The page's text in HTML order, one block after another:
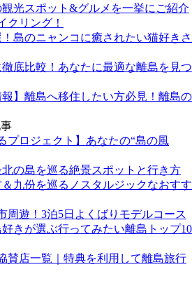
光スポット&グルメを一挙にご紹介
クリング！
島のニャンコに癒されたい猫好きさ
底比較！あなたに最適な離島を見つ
報】離島へ移住したい方必見！離島の
プロジェクト】あなたの“島の風
の島を巡る絶景スポットと行き方
九份を巡るノスタルジックなおすす
周遊！3泊5日よくばりモデルコース
きが選ぶ行ってみたい離島トップ10
賛店一覧｜特典を利用して離島旅行